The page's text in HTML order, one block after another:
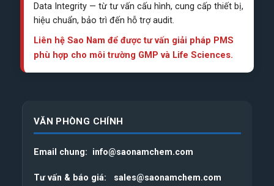
Data Integrity — từ tư vấn cấu hình, cung cấp thiết bị,
hiệu chuẩn, bảo trì đến hỗ trợ audit.
Liên hệ Sao Nam để được tư vấn giải pháp PMS
phù hợp cho môi trường GMP và Life Sciences.
VĂN PHÒNG CHÍNH
Email chung: info@saonamchem.com
Tư vấn & báo giá: sales@saonamchem.com